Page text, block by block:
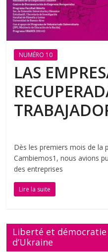
NUMÉRO 10
LAS
Dès les premiers mois de la
Cambiemos1, nous avions
des entreprises
Lire la suite
Liberté et
d’Ukraine